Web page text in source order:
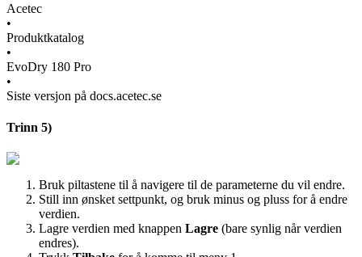
Acetec
•
Produktkatalog
•
EvoDry 180 Pro
•
Siste versjon på docs.acetec.se
Trinn 5)
Bruk piltastene til å navigere til de parameterne du vil endre.
Still inn ønsket settpunkt, og bruk minus og pluss for å endre
verdien.
Lagre verdien med knappen Lagre (bare synlig når verdien
endres).